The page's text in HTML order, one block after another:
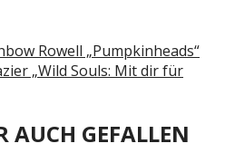
Rowell „Pumpkinheads“
„Wild Souls: Mit dir für
AUCH GEFALLEN